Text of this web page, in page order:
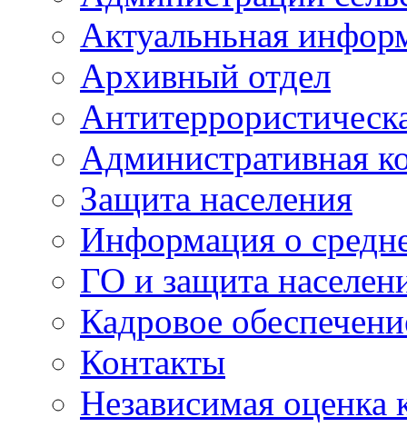
Актуальньная
Архивный отдел
Административная
Защита населения
Информация о
ГО и защита
Кадровое
Контакты
Независимая оценка